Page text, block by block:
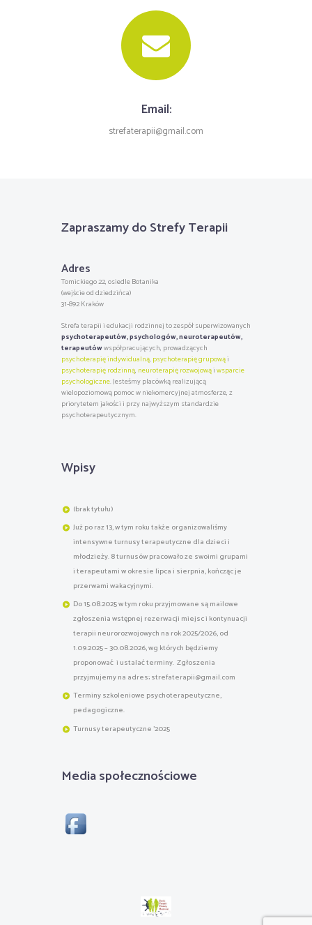
Email:
strefaterapii@gmail.com
Zapraszamy do Strefy Terapii
Adres
Tomickiego 22, osiedle Botanika
(wejście od dziedzińca)
31-892 Kraków
Strefa terapii i edukacji rodzinnej to zespół superwizowanych
psychoterapeutów, psychologów, neuroterapeutów,
terapeutówwspółpracujących, prowadzących
psychoterapię indywidualną, psychoterapię grupowąi
psychoterapię rodzinną, neuroterapię rozwojowąiwsparcie
psychologiczne. Jesteśmy placówką realizującą
wielopoziomową pomoc w niekomercyjnej atmosferze, z
priorytetem jakości i przy najwyższym standardzie
psychoterapeutycznym.
Wpisy
(brak tytułu)
Już po raz 13, w tym roku także organizowaliśmy
intensywne turnusy terapeutyczne dla dzieci i
młodzieży. 8 turnusów pracowało ze swoimi grupami
i terapeutami w okresie lipca i sierpnia, kończąc je
przerwami wakacyjnymi.
Do 15.08.2025 w tym roku przyjmowane są mailowe
zgłoszenia wstępnej rezerwacji miejsc i kontynuacji
terapii neurorozwojowych na rok 2025/2026, od
1.09.2025 – 30.08.2026, wg których będziemy
proponować i ustalać terminy. Zgłoszenia
przyjmujemy na adres; strefaterapii@gmail.com
Terminy szkoleniowe psychoterapeutyczne,
pedagogiczne.
Turnusy terapeutyczne '2025
Media społecznościowe